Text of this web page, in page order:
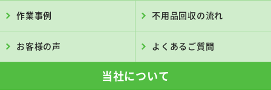
作業事例 不用品回収の流れ
お客様の声 よくあるご質問
当社について